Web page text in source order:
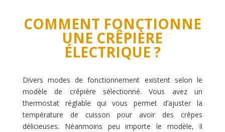
COMMENT FONCTIONNE
UNE CRÊPIÈRE
ÉLECTRIQUE ?
Divers modes de fonctionnement existent selon le
modèle de crêpière sélectionné. Vous avez un
thermostat réglable qui vous permet d’ajuster la
température de cuisson pour avoir des crêpes
délicieuses. Néanmoins peu importe le modèle, il